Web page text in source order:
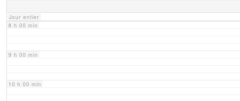
Jour entier
8 h 00 min
9 h 00 min
10 h 00 min